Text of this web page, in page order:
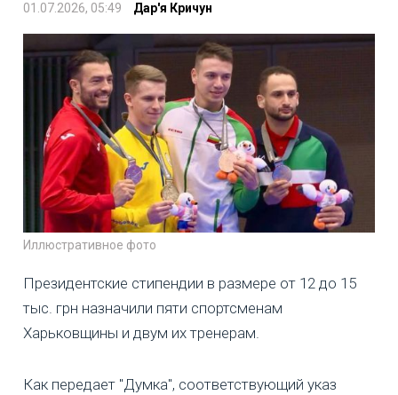
01.07.2026, 05:49 Дар'я Кричун
Иллюстративное фото
Президентские стипендии в размере от 12 до 15
тыс. грн назначили пяти спортсменам
Харьковщины и двум их тренерам.
Как передает "Думка", соответствующий указ